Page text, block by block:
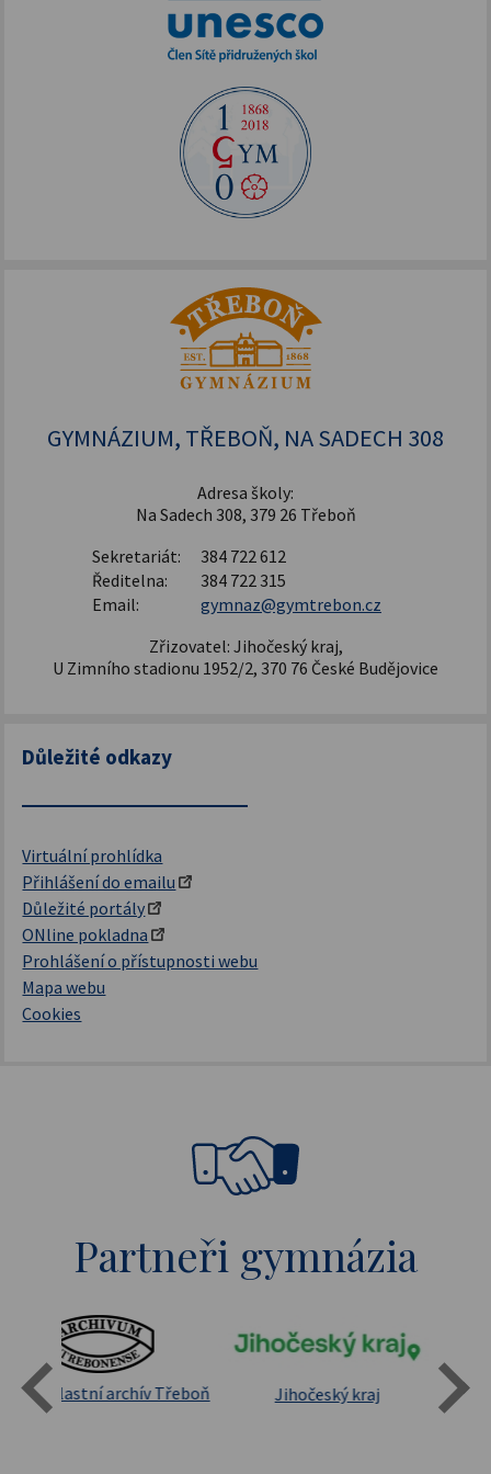
GYMNÁZIUM, TŘEBOŇ, NA SADECH 308
Adresa školy:
Na Sadech 308, 379 26 Třeboň
Sekretariát:
384 722 612
Ředitelna:
384 722 315
Email:
gymnaz@gymtrebon.cz
Zřizovatel: Jihočeský kraj,
U Zimního stadionu 1952/2, 370 76 České Budějovice
Důležité odkazy
Virtuální prohlídka
Přihlášení do emailu
Důležité portály
ONline pokladna
Prohlášení o přístupnosti webu
Mapa webu
Cookies
Partneři gymnázia
Státní oblastní archív Třeboň Jihočeský kraj